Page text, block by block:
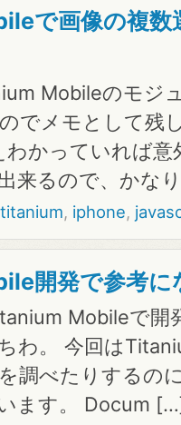
で画像の複数
Mobileのモジ
でメモとして残
かっていれば意
来るので、かな
titanium, iphone,
開発で参考に
Mobileで開
わ。 今回は
調べたりするの
ます。 Docum